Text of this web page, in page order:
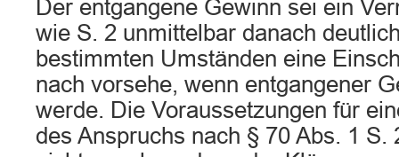
Der entgangene Gewinn sei ein
wie S. 2 unmittelbar danach
bestimmten Umständen eine
nach vorsehe, wenn entgangener
werde. Die Voraussetzungen für
des Anspruchs nach § 70 Abs. 1 S.